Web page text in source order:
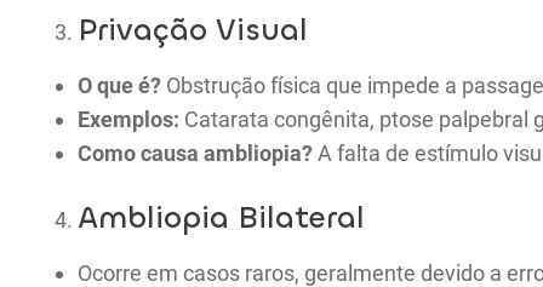
Privação Visual
O que é? Obstrução física que impede a
Exemplos: Catarata congênita, ptose palpebral
Como causa ambliopia?A falta de estímulo
Ambliopia Bilateral
Ocorre em casos raros, geralmente devido a